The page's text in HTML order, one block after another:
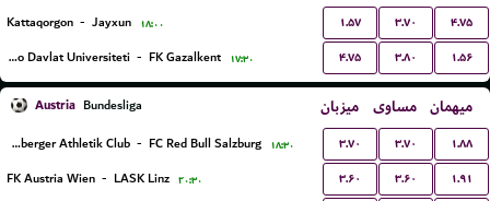
Kattaqorgon - Jayxun ۱۸:۰۰ ۱.۵۷ ۳.۷۰ ۴.۷۵
Bukhoro Davlat Universiteti - FK Gazalkent ۱۷:۳۰ ۴.۷۵ ۳.۸۰ ۱.۵۶
Austria Bundesliga میزبان مساوی میهمان
Wolfsberger Athletik Club - FC Red Bull Salzburg ۱۸:۳۰ ۳.۷۰ ۳.۷۰ ۱.۸۸
FK Austria Wien - LASK Linz ۲۰:۳۰ ۳.۶۰ ۳.۶۰ ۱.۹۱